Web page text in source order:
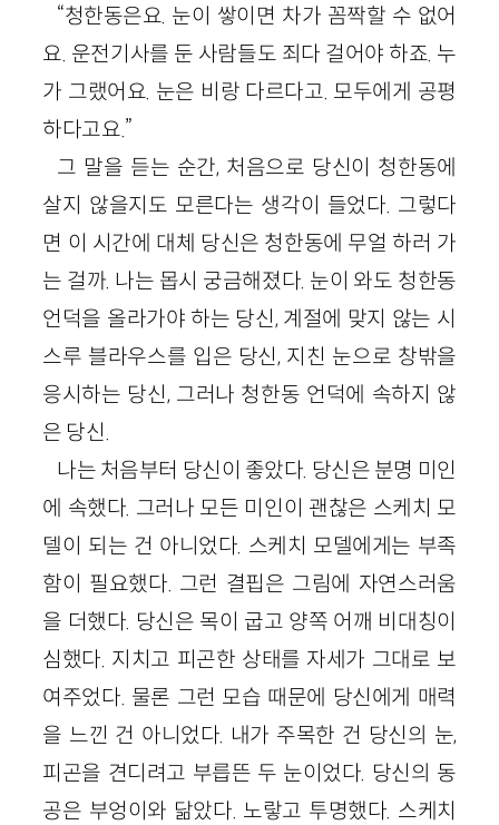
“청한동은요. 눈이 쌓이면 차가 꼼짝할 수 없어
요. 운전기사를 둔 사람들도 죄다 걸어야 하죠. 누
가 그랬어요. 눈은 비랑 다르다고. 모두에게 공평
하다고요.”
그 말을 듣는 순간, 처음으로 당신이 청한동에
살지 않을지도 모른다는 생각이 들었다. 그렇다
면 이 시간에 대체 당신은 청한동에 무얼 하러 가
는 걸까. 나는 몹시 궁금해졌다. 눈이 와도 청한동
언덕을 올라가야 하는 당신, 계절에 맞지 않는 시
스루 블라우스를 입은 당신, 지친 눈으로 창밖을
응시하는 당신, 그러나 청한동 언덕에 속하지 않
은 당신.
나는 처음부터 당신이 좋았다. 당신은 분명 미인
에 속했다. 그러나 모든 미인이 괜찮은 스케치 모
델이 되는 건 아니었다. 스케치 모델에게는 부족
함이 필요했다. 그런 결핍은 그림에 자연스러움
을 더했다. 당신은 목이 굽고 양쪽 어깨 비대칭이
심했다. 지치고 피곤한 상태를 자세가 그대로 보
여주었다. 물론 그런 모습 때문에 당신에게 매력
을 느낀 건 아니었다. 내가 주목한 건 당신의 눈,
피곤을 견디려고 부릅뜬 두 눈이었다. 당신의 동
공은 부엉이와 닮았다. 노랗고 투명했다. 스케치